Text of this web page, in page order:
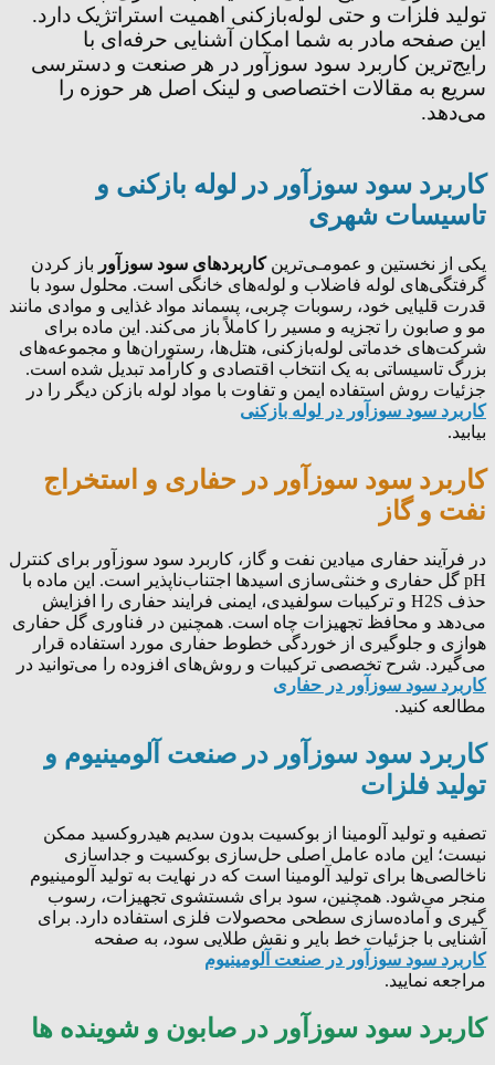
تولید فلزات و حتی لوله‌بازکنی اهمیت استراتژیک دارد.
این صفحه مادر به شما امکان آشنایی حرفه‌ای با
رایج‌ترین کاربرد سود سوزآور در هر صنعت و دسترسی
سریع به مقالات اختصاصی و لینک اصل هر حوزه را
می‌دهد.
کاربرد سود سوزآور در لوله بازکنی و
تاسیسات شهری
یکی از نخستین و عمومـی‌ترینکاربردهای سود سوزآور باز کردن
گرفتگی‌های لوله فاضلاب و لوله‌های خانگی است. محلول سود با
قدرت قلیایی خود، رسوبات چربی، پسماند مواد غذایی و موادی مانند
مو و صابون را تجزیه و مسیر را کاملاً باز می‌کند. این ماده برای
شرکت‌های خدماتی لوله‌بازکنی، هتل‌ها، رستوران‌ها و مجموعه‌های
بزرگ تاسیساتی به یک انتخاب اقتصادی و کارآمد تبدیل شده است.
جزئیات روش استفاده ایمن و تفاوت با مواد لوله بازکن دیگر را در
کاربرد سود سوزآور در لوله بازکنی
بیابید.
کاربرد سود سوزآور در حفاری و استخراج
نفت و گاز
در فرآیند حفاری میادین نفت و گاز، کاربرد سود سوزآور برای کنترل
pH گل حفاری و خنثی‌سازی اسیدها اجتناب‌ناپذیر است. این ماده با
حذف H2S و ترکیبات سولفیدی، ایمنی فرایند حفاری را افزایش
می‌دهد و محافظ تجهیزات چاه است. همچنین در فناوری گل حفاری
هوازی و جلوگیری از خوردگی خطوط حفاری مورد استفاده قرار
می‌گیرد. شرح تخصصی ترکیبات و روش‌های افزوده را می‌توانید در
کاربرد سود سوزآور در حفاری
مطالعه کنید.
کاربرد سود سوزآور در صنعت آلومینیوم و
تولید فلزات
تصفیه و تولید آلومینا از بوکسیت بدون سدیم هیدروکسید ممکن
نیست؛ این ماده عامل اصلی حل‌سازی بوکسیت و جداسازی
ناخالصی‌ها برای تولید آلومینا است که در نهایت به تولید آلومینیوم
منجر می‌شود. همچنین، سود برای شستشوی تجهیزات، رسوب
گیری و آماده‌سازی سطحی محصولات فلزی استفاده دارد. برای
آشنایی با جزئیات خط بایر و نقش طلایی سود، به صفحه
کاربرد سود سوزآور در صنعت آلومینیوم
مراجعه نمایید.
کاربرد سود سوزآور در صابون و شوینده‌ ها